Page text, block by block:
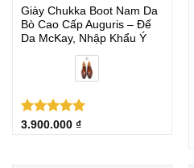
Giày Chukka Boot Nam Da
Bò Cao Cấp Auguris – Đế
Da McKay, Nhập Khẩu Ý
Được xếp
3.900.000 ₫